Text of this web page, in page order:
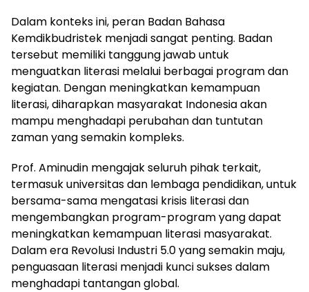
Dalam konteks ini, peran Badan Bahasa
Kemdikbudristek menjadi sangat penting. Badan
tersebut memiliki tanggung jawab untuk
menguatkan literasi melalui berbagai program dan
kegiatan. Dengan meningkatkan kemampuan
literasi, diharapkan masyarakat Indonesia akan
mampu menghadapi perubahan dan tuntutan
zaman yang semakin kompleks.
Prof. Aminudin mengajak seluruh pihak terkait,
termasuk universitas dan lembaga pendidikan, untuk
bersama-sama mengatasi krisis literasi dan
mengembangkan program-program yang dapat
meningkatkan kemampuan literasi masyarakat.
Dalam era Revolusi Industri 5.0 yang semakin maju,
penguasaan literasi menjadi kunci sukses dalam
menghadapi tantangan global.